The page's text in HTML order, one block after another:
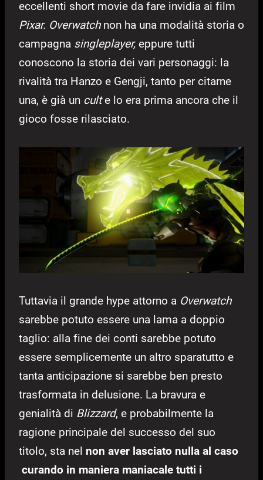
eccellenti short movie da fare invidia ai film
Pixar. Overwatchnon ha una modalità storia o
campagna singleplayer, eppure tutti
conoscono la storia dei vari personaggi: la
rivalità tra Hanzo e Gengji, tanto per citarne
una, è già un culte lo era prima ancora che il
gioco fosse rilasciato.
Tuttavia il grande hype attorno a Overwatch
sarebbe potuto essere una lama a doppio
taglio: alla fine dei conti sarebbe potuto
essere semplicemente un altro sparatutto e
tanta anticipazione si sarebbe ben presto
trasformata in delusione. La bravura e
genialità di Blizzard, e probabilmente la
ragione principale del successo del suo
titolo, sta nel non aver lasciato nulla al caso
curando in maniera maniacale tutti i